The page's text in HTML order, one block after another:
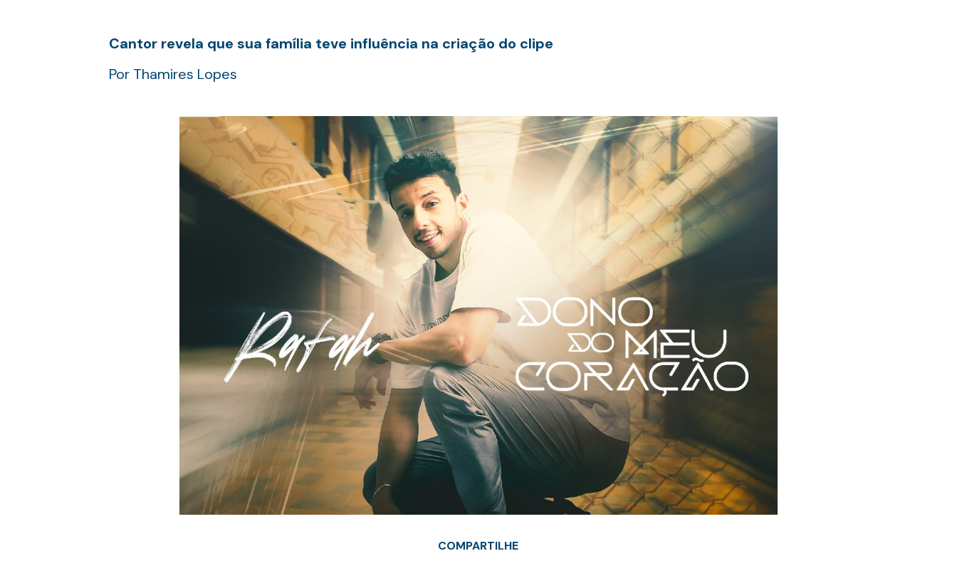
Cantor revela que sua família teve influência na criação do clipe
Por Thamires Lopes
COMPARTILHE